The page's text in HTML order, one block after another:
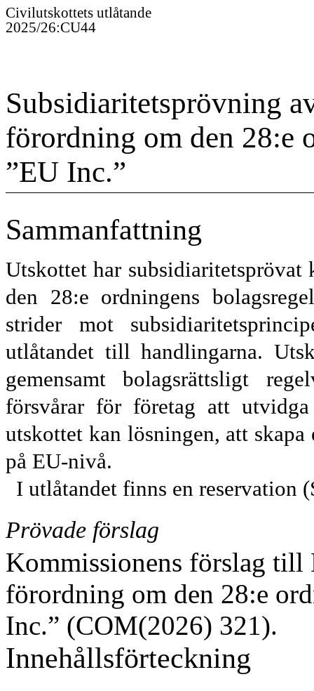
Civilutskottets utlåtande
2025/26:CU44
Subsidiaritetsprövning
förordning om den 28:e
”EU Inc.”
Sammanfattning
Utskottet har
den 28:e ordningens
strider mot
utlåtandet till handlingarna.
gemensamt bolagsrättsligt
försvårar för företag att
utskottet kan lösningen, att
på EU-nivå.
I utlåtandet finns en reservation
Prövade förslag
Kommissionens förslag till
förordning om den 28:e
Inc.” (COM(2026) 321).
Innehållsförteckning